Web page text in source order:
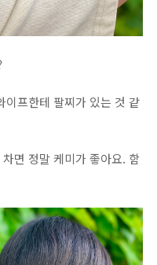
이프한테 팔찌가 있는 것 같
면 정말 케미가 좋아요. 함